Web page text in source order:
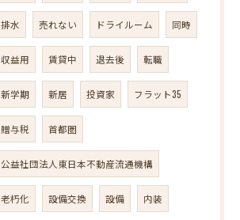
排水 売れない ドライルーム 同時
収益用 賃貸中 退去後 転職
新学期 新居 投資家 フラット35
贈与税 首都圏
公益社団法人東日本不動産流通機構
老朽化 設備交換 設備 内装